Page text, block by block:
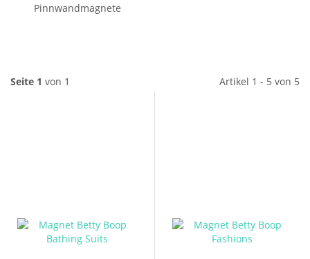
Pinnwandmagnete
Seite 1 von 1 Artikel 1 - 5 von 5